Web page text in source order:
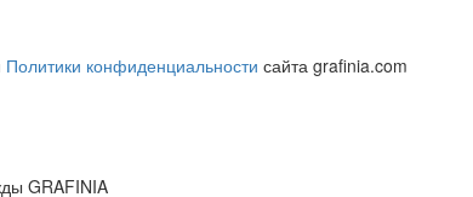
Политики конфиденциальности сайта grafinia.com
GRAFINIA